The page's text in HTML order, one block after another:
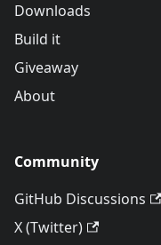
Downloads
Build it
Giveaway
About
Community
GitHub Discussions
X (Twitter)